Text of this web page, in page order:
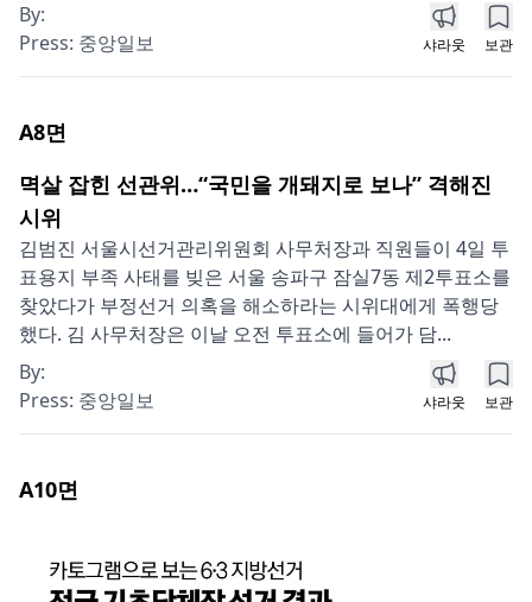
By:
Press: 중앙일보 샤라웃 보관
A8면
멱살 잡힌 선관위…“국민을 개돼지로 보나” 격해진
시위
김범진 서울시선거관리위원회 사무처장과 직원들이 4일 투
표용지 부족 사태를 빚은 서울 송파구 잠실7동 제2투표소를
찾았다가 부정선거 의혹을 해소하라는 시위대에게 폭행당
했다. 김 사무처장은 이날 오전 투표소에 들어가 담...
By:
Press: 중앙일보 샤라웃 보관
A10면